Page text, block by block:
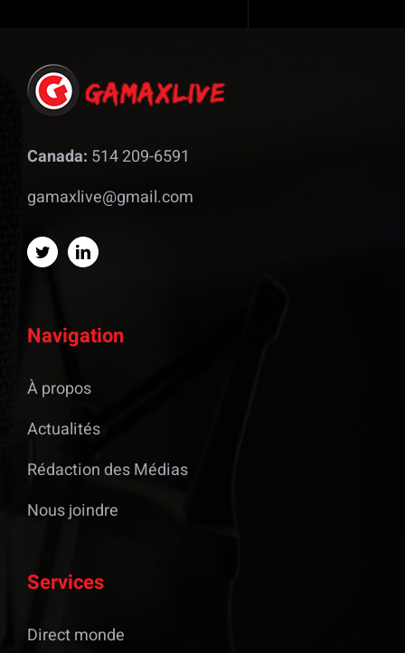
Canada: 514 209-6591
gamaxlive@gmail.com
Navigation
À propos
Actualités
Rédaction des Médias
Nous joindre
Services
Direct monde